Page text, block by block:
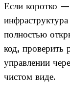
Если коротко —
полностью
код, проверить
управлении
чистом виде.